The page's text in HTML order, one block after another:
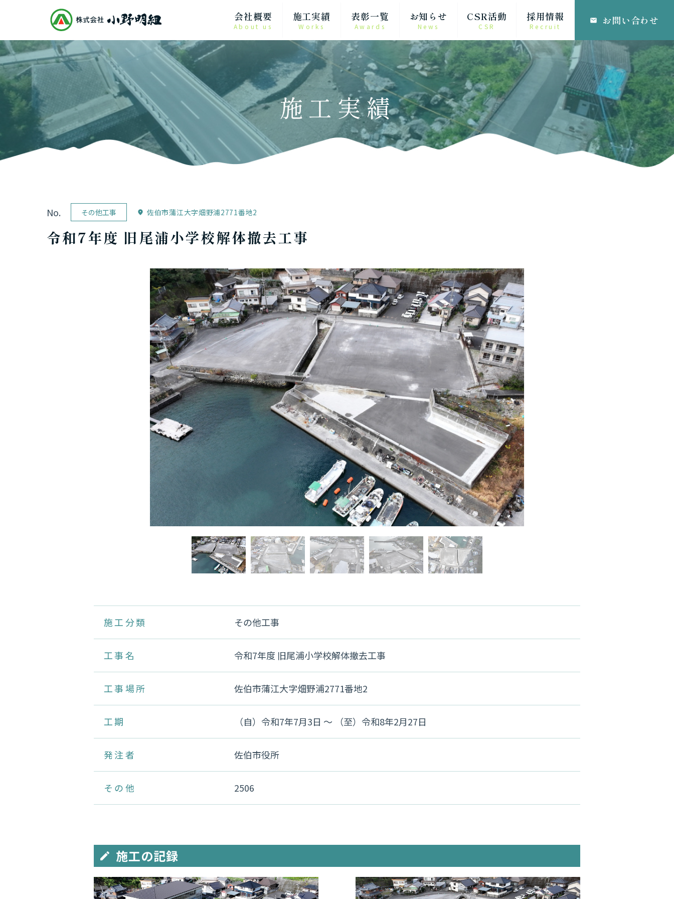
会社概要
About us
施工実績
Works
表彰一覧
Awards
お知らせ
News
CSR活動
CSR
採用情報
Recruit
email お問い合わせ
施工実績
No. その他工事 location_on 佐伯市蒲江大字畑野浦2771番地2
令和7年度 旧尾浦小学校解体撤去工事
施工分類 その他工事
工事名 令和7年度 旧尾浦小学校解体撤去工事
工事場所 佐伯市蒲江大字畑野浦2771番地2
工期 （自）令和7年7月3日 〜 （至）令和8年2月27日
発注者 佐伯市役所
その他 2506
edit 施工の記録